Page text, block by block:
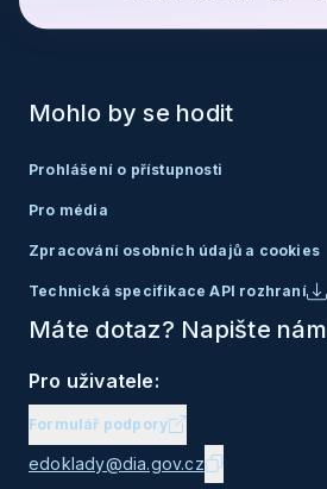
Mohlo by se hodit
Prohlášení o přístupnosti
Pro média
Zpracování osobních údajů a cookies
Technická specifikace API rozhraní
Máte dotaz? Napište nám
Pro uživatele:
Formulář podpory
edoklady@dia.gov.cz